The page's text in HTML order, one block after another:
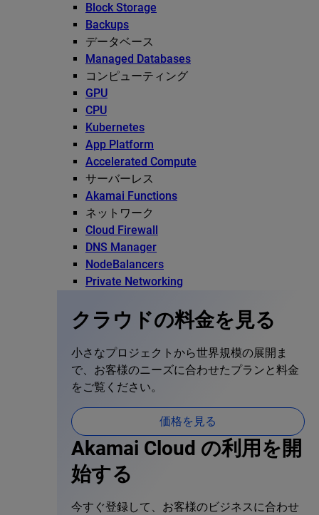
Block Storage
Backups
データベース
Managed Databases
コンピューティング
GPU
CPU
Kubernetes
App Platform
Accelerated Compute
サーバーレス
Akamai Functions
ネットワーク
Cloud Firewall
DNS Manager
NodeBalancers
Private Networking
クラウドの料金を見る
小さなプロジェクトから世界規模の展開ま
で、お客様のニーズに合わせたプランと料金
をご覧ください。
価格を見る
Akamai Cloud の利用を開
始する
今すぐ登録して、お客様のビジネスに合わせ